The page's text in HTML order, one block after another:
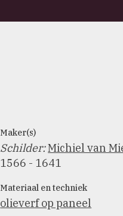
Maker(s)
Schilder:Michiel van
1566 - 1641
Materiaal en techniek
olieverf op paneel